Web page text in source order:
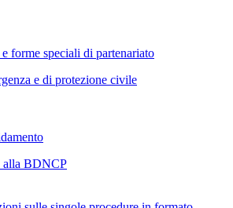
forme speciali di partenariato
e di protezione civile
alla BDNCP